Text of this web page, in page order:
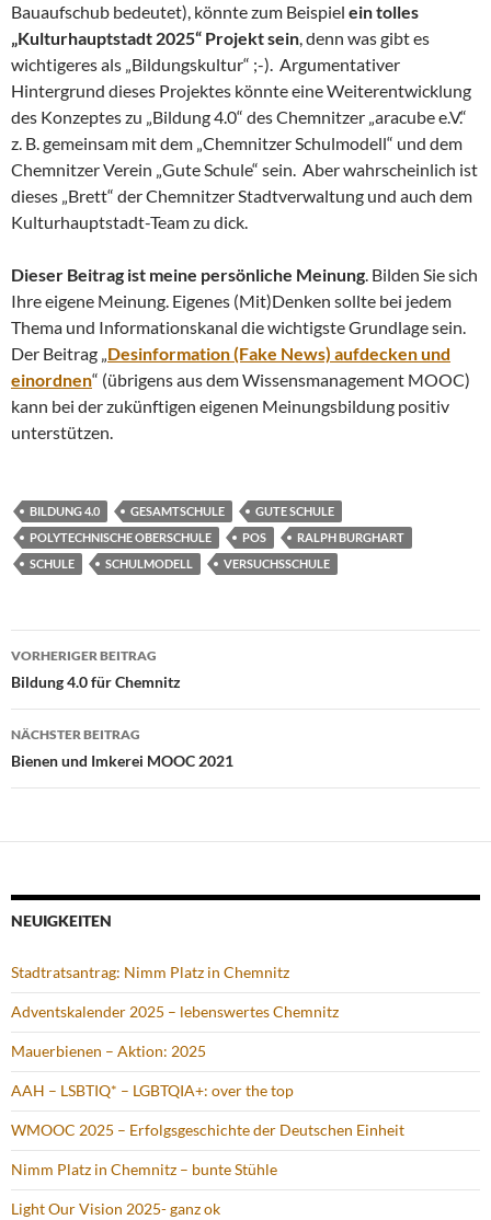
Bauaufschub bedeutet), könnte zum Beispiel ein tolles
„Kulturhauptstadt 2025“ Projekt sein, denn was gibt es
wichtigeres als „Bildungskultur“ ;-). Argumentativer
Hintergrund dieses Projektes könnte eine Weiterentwicklung
des Konzeptes zu „Bildung 4.0“ des Chemnitzer „aracube e.V.“
z. B. gemeinsam mit dem „Chemnitzer Schulmodell“ und dem
Chemnitzer Verein „Gute Schule“ sein. Aber wahrscheinlich ist
dieses „Brett“ der Chemnitzer Stadtverwaltung und auch dem
Kulturhauptstadt-Team zu dick.
Dieser Beitrag ist meine persönliche Meinung. Bilden Sie sich
Ihre eigene Meinung. Eigenes (Mit)Denken sollte bei jedem
Thema und Informationskanal die wichtigste Grundlage sein.
Der Beitrag „Desinformation (Fake News) aufdecken und
einordnen“ (übrigens aus dem Wissensmanagement MOOC)
kann bei der zukünftigen eigenen Meinungsbildung positiv
unterstützen.
BILDUNG 4.0 GESAMTSCHULE
GUTE SCHULE
POLYTECHNISCHE OBERSCHULE
POS
RALPH BURGHART
SCHULE
SCHULMODELL VERSUCHSSCHULE
Beitragsnavigation
VORHERIGER BEITRAG
Bildung 4.0 für Chemnitz
NÄCHSTER BEITRAG
Bienen und Imkerei MOOC 2021
NEUIGKEITEN
Stadtratsantrag: Nimm Platz in Chemnitz
Adventskalender 2025 – lebenswertes Chemnitz
Mauerbienen – Aktion: 2025
AAH – LSBTIQ* – LGBTQIA+: over the top
WMOOC 2025 – Erfolgsgeschichte der Deutschen Einheit
Nimm Platz in Chemnitz – bunte Stühle
Light Our Vision 2025- ganz ok